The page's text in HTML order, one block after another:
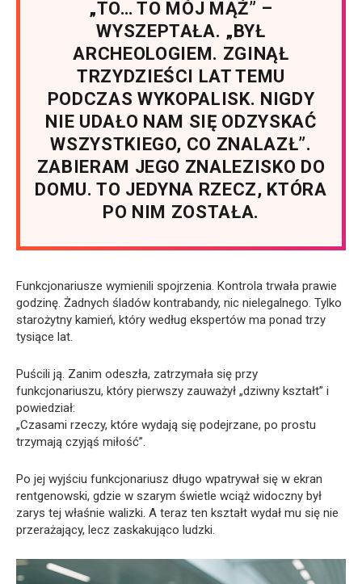
„TO… TO MÓJ MĄŻ” –
WYSZEPTAŁA. „BYŁ
ARCHEOLOGIEM. ZGINĄŁ
TRZYDZIEŚCI LAT TEMU
PODCZAS WYKOPALISK. NIGDY
NIE UDAŁO NAM SIĘ ODZYSKAĆ
WSZYSTKIEGO, CO ZNALAZŁ”.
ZABIERAM JEGO ZNALEZISKO DO
DOMU. TO JEDYNA RZECZ, KTÓRA
PO NIM ZOSTAŁA.
Funkcjonariusze wymienili spojrzenia. Kontrola trwała prawie
godzinę. Żadnych śladów kontrabandy, nic nielegalnego. Tylko
starożytny kamień, który według ekspertów ma ponad trzy
tysiące lat.
Puścili ją. Zanim odeszła, zatrzymała się przy
funkcjonariuszu, który pierwszy zauważył „dziwny kształt” i
powiedział:
„Czasami rzeczy, które wydają się podejrzane, po prostu
trzymają czyjąś miłość”.
Po jej wyjściu funkcjonariusz długo wpatrywał się w ekran
rentgenowski, gdzie w szarym świetle wciąż widoczny był
zarys tej właśnie walizki. A teraz ten kształt wydał mu się nie
przerażający, lecz zaskakująco ludzki.